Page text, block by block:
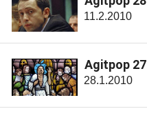
11.2.2010
Agitpop 27
28.1.2010